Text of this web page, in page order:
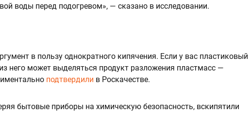
воды перед подогревом», — сказано в исследовании.
в пользу однократного кипячения. Если у вас пластиковый
него может выделяться продукт разложения пластмасс —
подтвердили в Роскачестве.
бытовые приборы на химическую безопасность, вскипятили